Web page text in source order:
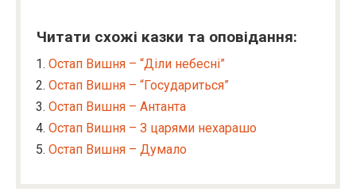
Читати схожі казки та оповідання:
Остап Вишня – “Діли небесні”
Остап Вишня – “Государиться”
Остап Вишня – Антанта
Остап Вишня – З царями нехарашо
Остап Вишня – Думало